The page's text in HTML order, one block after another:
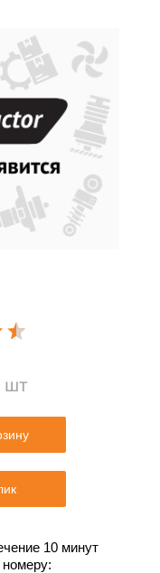
шт
10 минут
номеру: